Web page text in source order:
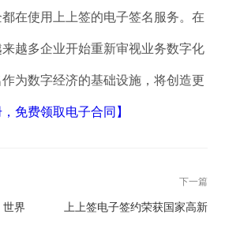
在使用上上签的电子签名服务。在
越多企业开始重新审视业务数字化
为数字经济的基础设施，将创造更
，免费领取电子合同】
下一篇
上上签电子签约荣获国家高新